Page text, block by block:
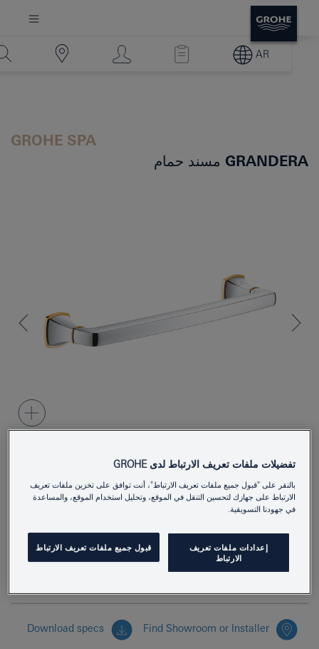
AR
GROHE SPA
GRANDERA مسند حمام
Product Number
40960IG0
EAN
Colour
chrome/gold
Find Showroom or Installer
Download specs
تفضيلات ملفات تعريف الارتباط لدى GROHE
بالنقر على "قبول جميع ملفات تعريف الارتباط"، أنت توافق على تخزين ملفات تعريف
الارتباط على جهازك لتحسين التنقل في الموقع، وتحليل استخدام الموقع، والمساعدة
في جهودنا التسويقية.
إعدادات ملفات تعريف
الارتباط
قبول جميع ملفات تعريف الارتباط